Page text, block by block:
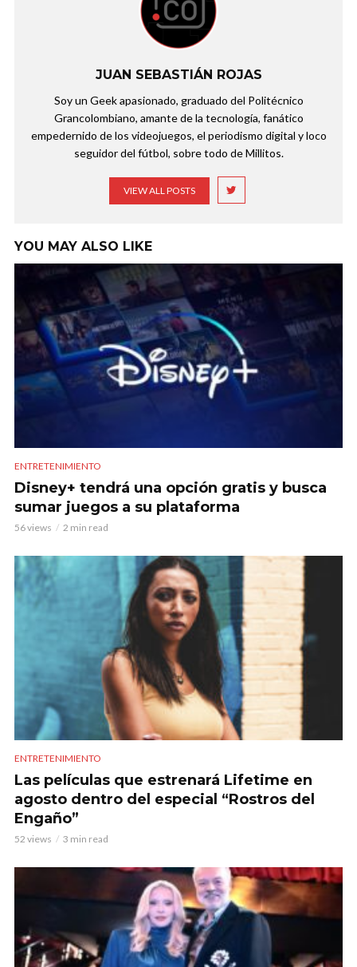
JUAN SEBASTIÁN ROJAS
Soy un Geek apasionado, graduado del Politécnico
Grancolombiano, amante de la tecnología, fanático
empedernido de los videojuegos, el periodismo digital y loco
seguidor del fútbol, sobre todo de Millitos.
VIEW ALL POSTS
YOU MAY ALSO LIKE
ENTRETENIMIENTO
Disney+ tendrá una opción gratis y busca
sumar juegos a su plataforma
56 views 2 min read
ENTRETENIMIENTO
Las películas que estrenará Lifetime en
agosto dentro del especial “Rostros del
Engaño”
52 views 3 min read